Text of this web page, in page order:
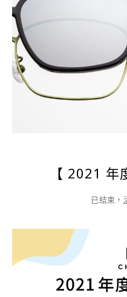
【 2021 年
已結束，